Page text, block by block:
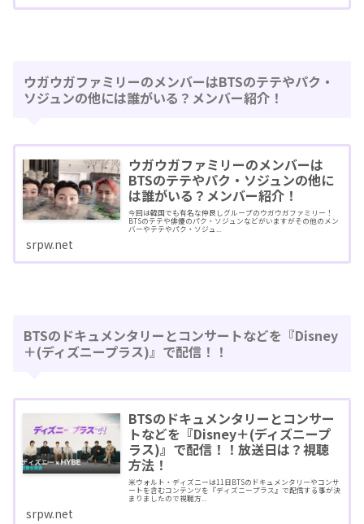
ウガウガファミリーのメンバーはBTSのテテやパク・
ソジュンの他には誰がいる？メンバー紹介！
ウガウガファミリーのメンバーは
BTSのテテやパク・ソジュンの他に
は誰がいる？メンバー紹介！
今回は韓国でも有名な仲良しグループのウガウガファミリー！
BTSのテテや俳優のパク・ソジュンなどがいますがその他のメン
バーやテテやパク・ソジュ...
srpw.net
BTSのドキュメンタリーとコンサートなどを『Disney
＋(ディズニープラス)』で配信！！
BTSのドキュメンタリーとコンサー
トなどを『Disney＋(ディズニープ
ラス)』で配信！！放送日は？視聴
方法！
米ウォルト・ディズニーは11日BTSのドキュメンタリーやコンサ
ートを含むコンテンツを『ディズニープラス』で配信する事が決
まりましたので視聴方...
srpw.net